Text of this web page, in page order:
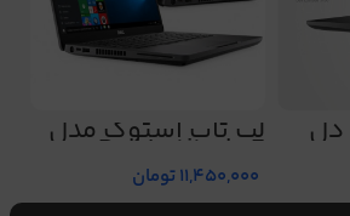
دل لپ تاپ استوک مدل
Dell Latitude E
5400
11,450,000تومان